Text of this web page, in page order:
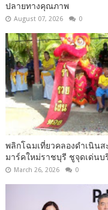
ปลายทางคุณภาพ
August 07, 2026 0
พลิกโฉมเที่ยวคลองดำเนินส
มาร์คใหม่ราชบุรี ชูจุดเด่นบ
March 26, 2026 0